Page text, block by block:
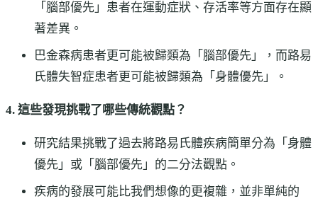
「腦部優先」患者在運動症狀、存活率等方面存在顯
著差異。
巴金森病患者更可能被歸類為「腦部優先」，而路易
氏體失智症患者更可能被歸類為「身體優先」。
4. 這些發現挑戰了哪些傳統觀點？
研究結果挑戰了過去將路易氏體疾病簡單分為「身體
優先」或「腦部優先」的二分法觀點。
疾病的發展可能比我們想像的更複雜，並非單純的